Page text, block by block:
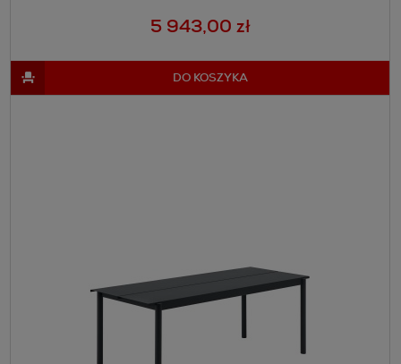
5 943,00 zł
DO KOSZYKA